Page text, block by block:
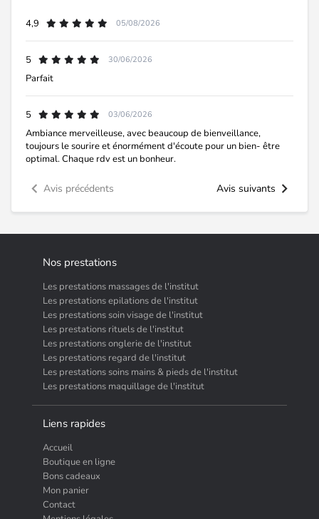
4,9 05/08/2026
5 30/06/2026
Parfait
5 03/06/2026
Ambiance merveilleuse, avec beaucoup de bienveillance,
toujours le sourire et énormément d'écoute pour un bien- être
optimal. Chaque rdv est un bonheur.
Avis précédents Avis suivants
Nos prestations
Les prestations massages de l'institut
Les prestations epilations de l'institut
Les prestations soin visage de l'institut
Les prestations rituels de l'institut
Les prestations onglerie de l'institut
Les prestations regard de l'institut
Les prestations soins mains & pieds de l'institut
Les prestations maquillage de l'institut
Liens rapides
Accueil
Boutique en ligne
Bons cadeaux
Mon panier
Contact